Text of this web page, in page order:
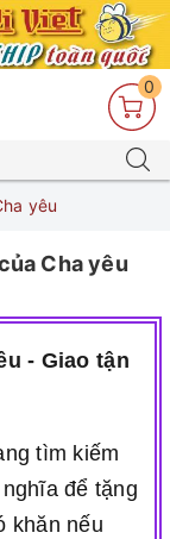
0
yêu
Cha yêu
- Giao tận
tìm kiếm
để tặng
khăn nếu